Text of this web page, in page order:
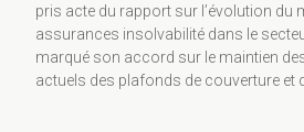
pris acte du rapport sur l’évolution du
assurances insolvabilité dans le
marqué son accord sur le maintien
actuels des plafonds de couverture et